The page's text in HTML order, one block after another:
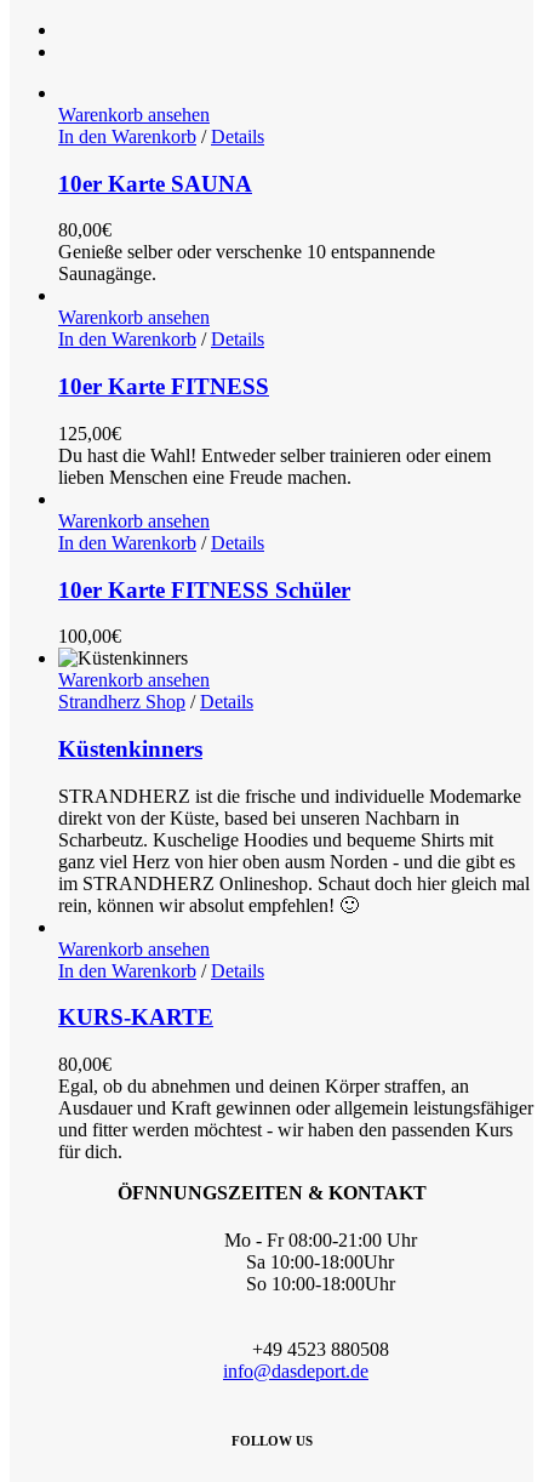
Warenkorb ansehen
In den Warenkorb / Details
10er Karte SAUNA
80,00€
Genieße selber oder verschenke 10 entspannende
Saunagänge.
Warenkorb ansehen
In den Warenkorb / Details
10er Karte FITNESS
125,00€
Du hast die Wahl! Entweder selber trainieren oder einem
lieben Menschen eine Freude machen.
Warenkorb ansehen
In den Warenkorb / Details
10er Karte FITNESS Schüler
100,00€
Warenkorb ansehen
Strandherz Shop / Details
Küstenkinners
STRANDHERZ ist die frische und individuelle Modemarke
direkt von der Küste, based bei unseren Nachbarn in
Scharbeutz. Kuschelige Hoodies und bequeme Shirts mit
ganz viel Herz von hier oben ausm Norden - und die gibt es
im STRANDHERZ Onlineshop. Schaut doch hier gleich mal
rein, können wir absolut empfehlen! 🙂
Warenkorb ansehen
In den Warenkorb / Details
KURS-KARTE
80,00€
Egal, ob du abnehmen und deinen Körper straffen, an
Ausdauer und Kraft gewinnen oder allgemein leistungsfähiger
und fitter werden möchtest - wir haben den passenden Kurs
für dich.
ÖFNNUNGSZEITEN & KONTAKT
Mo - Fr 08:00-21:00 Uhr
Sa 10:00-18:00Uhr
So 10:00-18:00Uhr
+49 4523 880508
info@dasdeport.de
FOLLOW US